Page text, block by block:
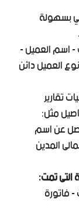
بسهولة
اسم العميل -
العميل دائن
تقارير
مثل:
عن اسم
المدين
التى تمت:
فاتورة